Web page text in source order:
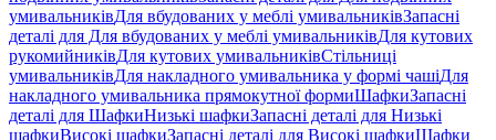
умивальниківДля вбудованих у меблі умивальниківЗапасні
деталі для Для вбудованих у меблі умивальниківДля кутових
рукомийниківДля кутових умивальниківСтільниці
умивальниківДля накладного умивальника у формі чашіДля
накладного умивальника прямокутної формиШафкиЗапасні
деталі для ШафкиНизькі шафкиЗапасні деталі для Низькі
шафкиВисокі шафкиЗапасні деталі для Високі шафкиШафки